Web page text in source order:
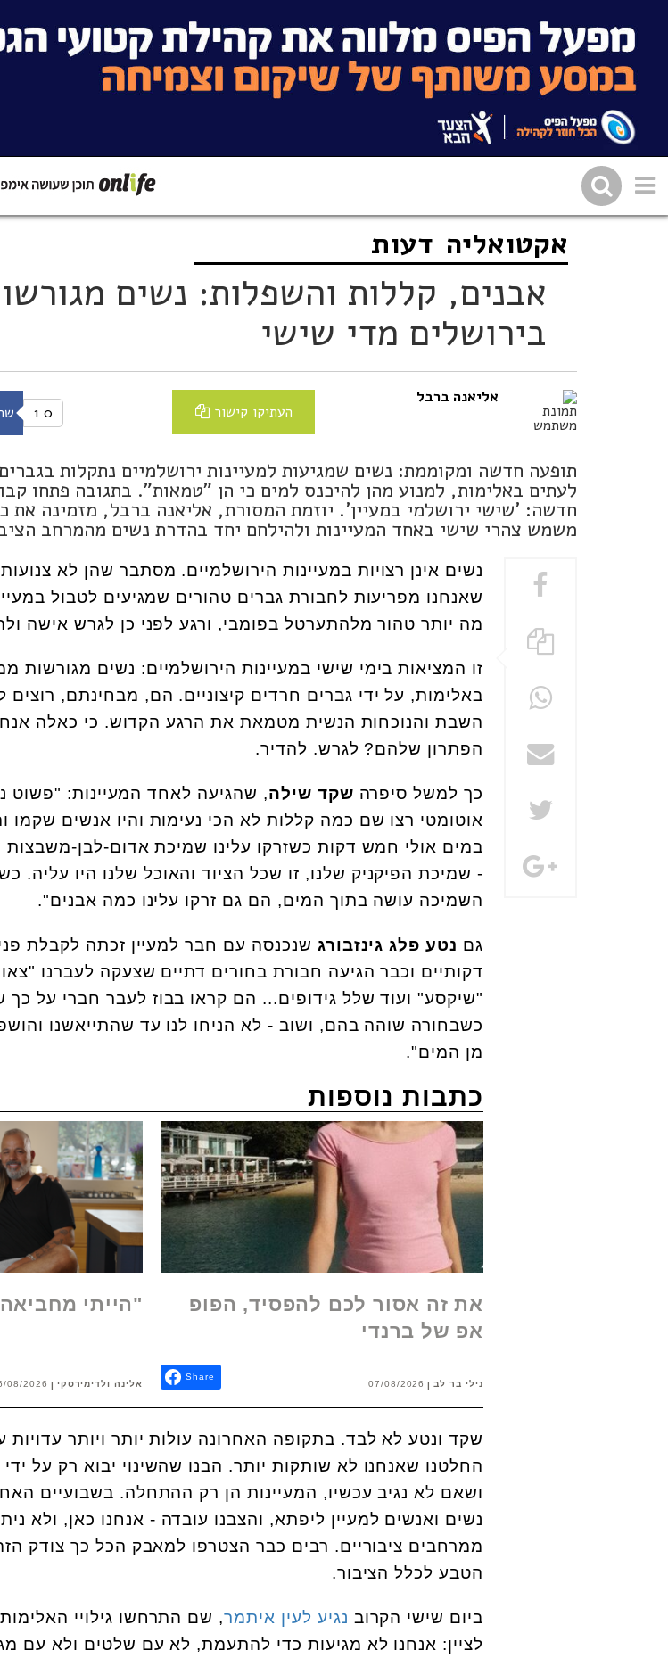
שתפו בפייסבוק
אקטואליה דעות
אבנים, קללות והשפלות: נשים
בירושלים מדי שישי
אליאנה ברבל
העתיקו קישור 0
תופעה חדשה ומקוממת: נשים שמגיעות למעיינות ירושלמיים נתקלות
לעתים באלימות, למנוע מהן להיכנס למים כי הן "טמאות". בתגובה פתחו
חדשה: 'שישי ירושלמי במעיין'. יוזמת המסורת, אליאנה ברבל, מזמינה את
משמש צהרי שישי באחד המעיינות ולהילחם יחד בהדרת נשים מהמרחב
נשים אינן רצויות במעיינות הירושלמיים. מסתבר שהן לא
שאנחנו מפריעות לחבורת גברים טהורים שמגיעים לטבול
מה יותר טהור מלהתערטל בפומבי, ורגע לפני כן לגרש אישה
זו המציאות בימי שישי במעיינות הירושלמיים: נשים מגורשות
באלימות, על ידי גברים חרדים קיצוניים. הם, מבחינתם, רוצים
השבת והנוכחות הנשית מטמאת את הרגע הקדוש. כי כאלה
הפתרון שלהם? לגרש. להדיר.
כך למשל סיפרה שקד שילה, שהגיעה לאחד המעיינות: "פשוט
אוטומטי רצו שם כמה קללות לא הכי נעימות והיו אנשים שקמו
במים אולי חמש דקות כשזרקו עלינו שמיכת אדום-לבן-משבצות
- שמיכת הפיקניק שלנו, זו שכל הציוד והאוכל שלנו היו עליה.
השמיכה עושה בתוך המים, הם גם זרקו עלינו כמה אבנים".
גם נטע פלג גינזבורג שנכנסה עם חבר למעיין זכתה לקבלת
דקותיים וכבר הגיעה חבורת בחורים דתיים שצעקה לעברנו
"שיקסע" ועוד שלל גידופים... הם קראו בבוז לעבר חברי על כך
כשבחורה שוהה בהם, ושוב - לא הניחו לנו עד שהתייאשנו
מן המים".
כתבות נוספות
את זה אסור לכם להפסיד, הפופ
אפ של ברנדי
נילי בר לב 07/08/2026
Share
"הייתי
אלינה ולדימירסקי 08/2026
שקד ונטע לא לבד. בתקופה האחרונה עולות יותר ויותר
החלטנו שאנחנו לא שותקות יותר. הבנו שהשינוי יבוא רק על
ושאם לא נגיב עכשיו, המעיינות הן רק ההתחלה. בשבועיים
נשים ואנשים למעיין ליפתא, והצבנו עובדה - אנחנו כאן, ולא
ממרחבים ציבוריים. רבים כבר הצטרפו למאבק הכל כך צודק
הטבע לכלל הציבור.
ביום שישי הקרוב נגיע לעין איתמר, שם התרחשו גילויי
לציין: אנחנו לא מגיעות כדי להתעמת, לא עם שלטים ולא עם